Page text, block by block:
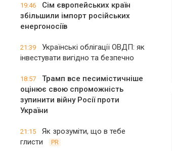
19:46
Сім європейських країн
збільшили імпорт російських
енергоносіїв
21:39
Українські облігації ОВДП: як
інвестувати вигідно та безпечно
18:57
Трамп все песимістичніше
оцінює свою спроможність
зупинити війну Росії проти
України
21:15
Як зрозуміти, що в тебе
глисти
PR